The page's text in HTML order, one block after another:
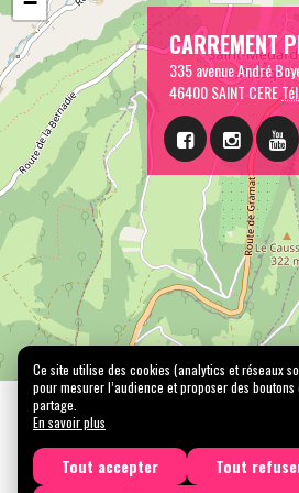
CARREMENT
335 avenue André
46400 SAINT CERE
Ce site utilise des cookies (analytics et réseaux
pour mesurer l’audience et proposer des boutons
partage.
En savoir plus
Tout accepter
Tout